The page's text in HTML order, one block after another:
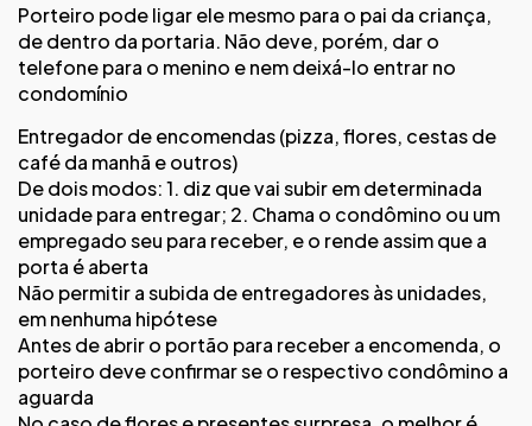
Porteiro pode ligar ele mesmo para o pai da criança,
de dentro da portaria. Não deve, porém, dar o
telefone para o menino e nem deixá-lo entrar no
condomínio
Entregador de encomendas (pizza, flores, cestas de
café da manhã e outros)
De dois modos: 1. diz que vai subir em determinada
unidade para entregar; 2. Chama o condômino ou um
empregado seu para receber, e o rende assim que a
porta é aberta
Não permitir a subida de entregadores às unidades,
em nenhuma hipótese
Antes de abrir o portão para receber a encomenda, o
porteiro deve confirmar se o respectivo condômino a
aguarda